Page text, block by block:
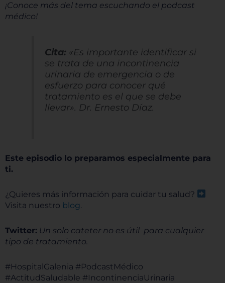
¡Conoce más del tema escuchando el podcast
médico!
Cita:«Es importante identificar si
se trata de una incontinencia
urinaria de emergencia o de
esfuerzo para conocer qué
tratamiento es el que se debe
llevar». Dr. Ernesto Díaz.
Este episodio lo preparamos especialmente para
ti.
¿Quieres más información para cuidar tu salud?
Visita nuestro blog.
Twitter: Un solo cateter no es útil para cualquier
tipo de tratamiento.
#HospitalGalenia #PodcastMédico
#ActitudSaludable #IncontinenciaUrinaria